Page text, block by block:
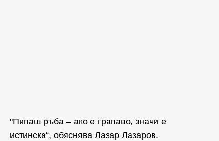
"Пипаш ръба – ако е грапаво, значи е
истинска“, обяснява Лазар Лазаров.